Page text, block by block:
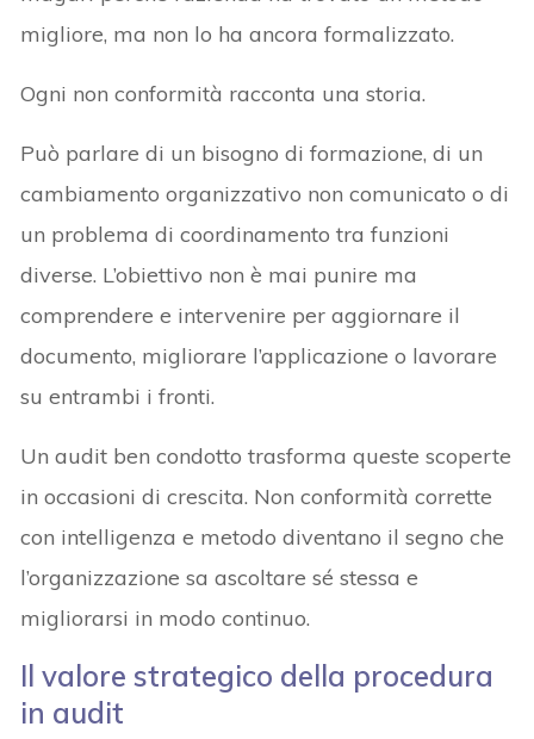
migliore, ma non lo ha ancora formalizzato.
Ogni non conformità racconta una storia.
Può parlare di un bisogno di formazione, di un
cambiamento organizzativo non comunicato o di
un problema di coordinamento tra funzioni
diverse. L’obiettivo non è mai punire ma
comprendere e intervenire per aggiornare il
documento, migliorare l’applicazione o lavorare
su entrambi i fronti.
Un audit ben condotto trasforma queste scoperte
in occasioni di crescita. Non conformità corrette
con intelligenza e metodo diventano il segno che
l’organizzazione sa ascoltare sé stessa e
migliorarsi in modo continuo.
Il valore strategico della procedura
in audit